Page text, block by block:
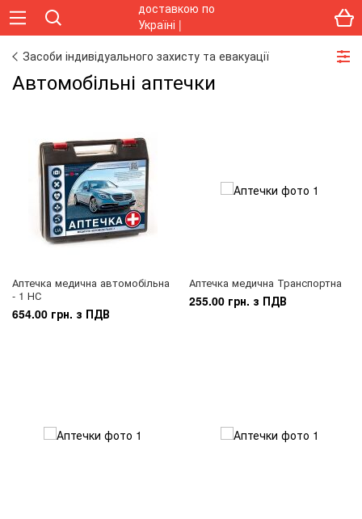
Засоби індивідуального захисту та евакуації
Автомобільні аптечки
Аптечка медична автомобільна
- 1 НС
654.00 грн. з ПДВ
Аптечка медична Транспортна
255.00 грн. з ПДВ